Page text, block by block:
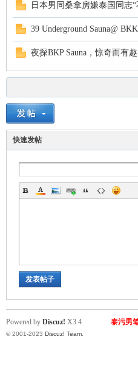
Gb
m.
日本男同桑拿房嫌泰国同志
39 Underground Sauna@
夜探BKP Sauna，惊奇而有
快速发帖
发表帖子
泰污男
Powered by Discuz! X3.4
© 2001-2023 Discuz! Team.